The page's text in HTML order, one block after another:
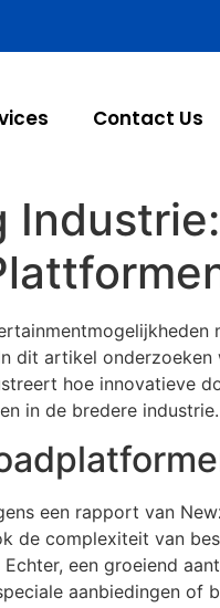
Contact Us
dit artikel
hoe innovatieve
in de bredere industrie.
een rapport van
de complexiteit van
een groeiend
aanbiedingen of